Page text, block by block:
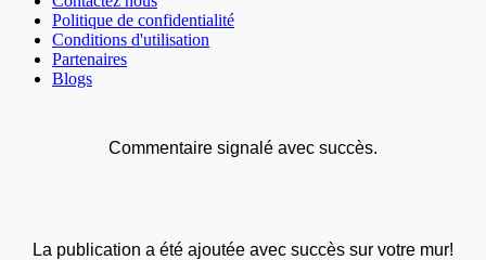
Politique de confidentialité
Conditions d'utilisation
Partenaires
Blogs
Commentaire signalé avec succès.
La publication a été ajoutée avec succès sur votre mur!